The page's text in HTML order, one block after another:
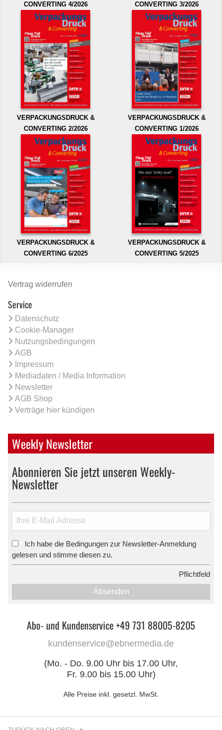
CONVERTING 4/2026
CONVERTING 3/2026
VERPACKUNGSDRUCK &
CONVERTING 2/2026
VERPACKUNGSDRUCK &
CONVERTING 1/2026
VERPACKUNGSDRUCK &
CONVERTING 6/2025
VERPACKUNGSDRUCK &
CONVERTING 5/2025
Vertrag widerrufen
Service
Datenschutz
Cookie-Manager
Nutzungsbedingungen
AGB
Impressum
Mediadaten / Media Information
Newsletter
AGB Shop
Verträge hier kündigen
Weekly Newsletter
Abonnieren Sie jetzt unseren Weekly-
Newsletter
Ich habe die Bedingungen zur Newsletter-Anmeldung
gelesen und stimme diesen zu.
Pflichtfeld
Absenden
Abo- und Kundenservice +49 731 88005-8205
kundenservice@ebnermedia.de
(Mo. - Do. 9.00 Uhr bis 17.00 Uhr,
Fr. 9.00 bis 15.00 Uhr)
Alle Preise inkl. gesetzl. MwSt.